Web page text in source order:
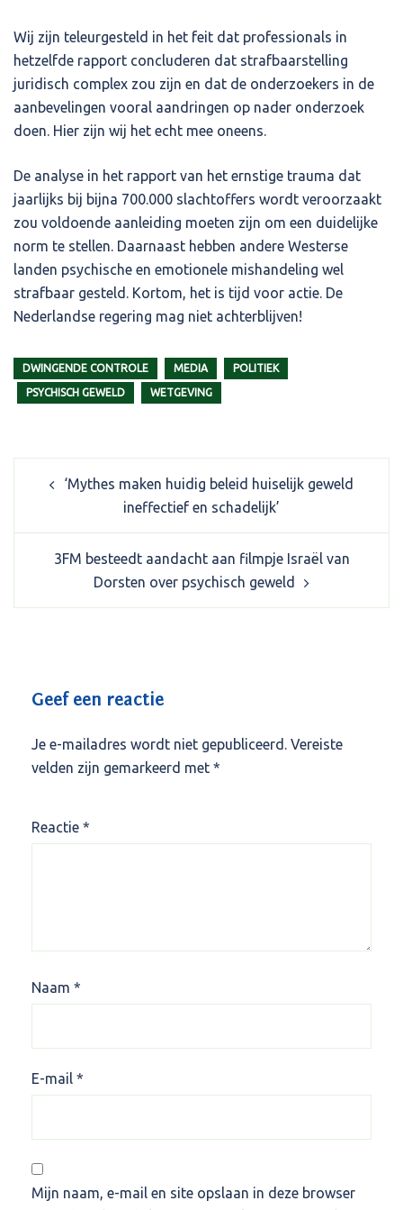
Wij zijn teleurgesteld in het feit dat professionals in
hetzelfde rapport concluderen dat strafbaarstelling
juridisch complex zou zijn en dat de onderzoekers in de
aanbevelingen vooral aandringen op nader onderzoek
doen. Hier zijn wij het echt mee oneens.
De analyse in het rapport van het ernstige trauma dat
jaarlijks bij bijna 700.000 slachtoffers wordt veroorzaakt
zou voldoende aanleiding moeten zijn om een duidelijke
norm te stellen. Daarnaast hebben andere Westerse
landen psychische en emotionele mishandeling wel
strafbaar gesteld. Kortom, het is tijd voor actie. De
Nederlandse regering mag niet achterblijven!
DWINGENDE CONTROLE MEDIA POLITIEK
PSYCHISCH GEWELD WETGEVING
navigation
‘Mythes maken huidig beleid huiselijk geweld
ineffectief en schadelijk’
3FM besteedt aandacht aan filmpje Israël van
Dorsten over psychisch geweld
Geef een reactie
Je e-mailadres wordt niet gepubliceerd. Vereiste
velden zijn gemarkeerd met *
Reactie *
Naam *
E-mail *
Mijn naam, e-mail en site opslaan in deze browser